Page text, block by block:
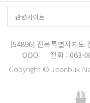
[54896] 전북특별자치도
OOO
전화 : 063-
Copyright © Jeonbuk